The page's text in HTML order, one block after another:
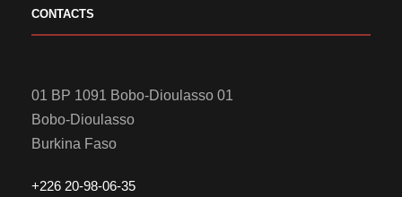
CONTACTS
01 BP 1091 Bobo-Dioulasso 01
Bobo-Dioulasso
Burkina Faso
+226 20-98-06-35